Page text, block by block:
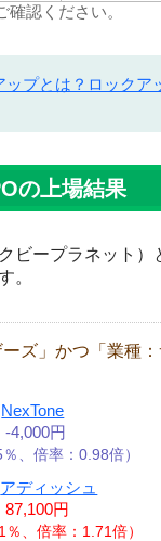
認ください。
ップとは？ロックア
の上場結果
ビープラネット）
。
ーズ」かつ「業種：
NexTone
-4,000円
、倍率：0.98倍
アディッシュ
87,100円
％、倍率：1.71倍